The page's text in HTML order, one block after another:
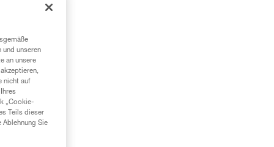
und unseren
an unsere
nicht auf
„Cookie-
Teils dieser
Ablehnung Sie